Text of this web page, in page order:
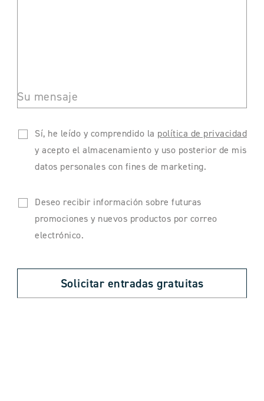
Su mensaje
Sí, he leído y comprendido la política de privacidad
y acepto el almacenamiento y uso posterior de mis
datos personales con fines de marketing.
Deseo recibir información sobre futuras
promociones y nuevos productos por correo
electrónico.